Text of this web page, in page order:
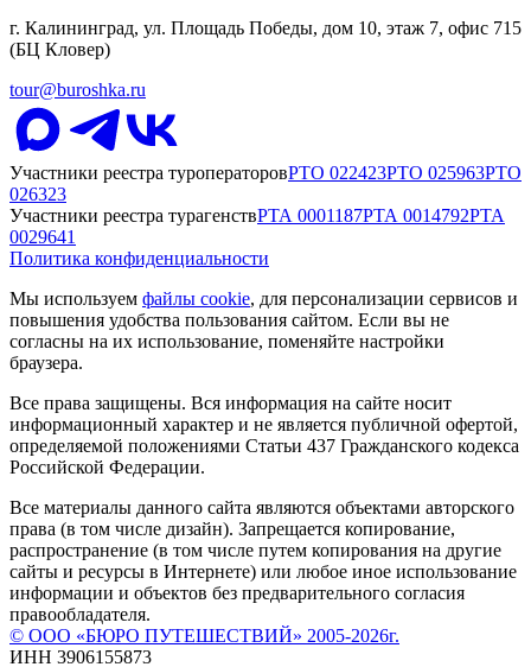
г. Калининград, ул. Площадь Победы, дом 10, этаж 7, офис 715
(БЦ Кловер)
tour@buroshka.ru
Участники реестра туроператоровРТО 022423РТО 025963РТО
026323
Участники реестра турагенствРТА 0001187РТА 0014792РТА
0029641
Политика конфиденциальности
Мы используем файлы cookie, для персонализации сервисов и
повышения удобства пользования сайтом. Если вы не
согласны на их использование, поменяйте настройки
браузера.
Все права защищены. Вся информация на сайте носит
информационный характер и не является публичной офертой,
определяемой положениями Статьи 437 Гражданского кодекса
Российской Федерации.
Все материалы данного сайта являются объектами авторского
права (в том числе дизайн). Запрещается копирование,
распространение (в том числе путем копирования на другие
сайты и ресурсы в Интернете) или любое иное использование
информации и объектов без предварительного согласия
правообладателя.
© ООО «БЮРО ПУТЕШЕСТВИЙ» 2005-2026г.
ИНН 3906155873